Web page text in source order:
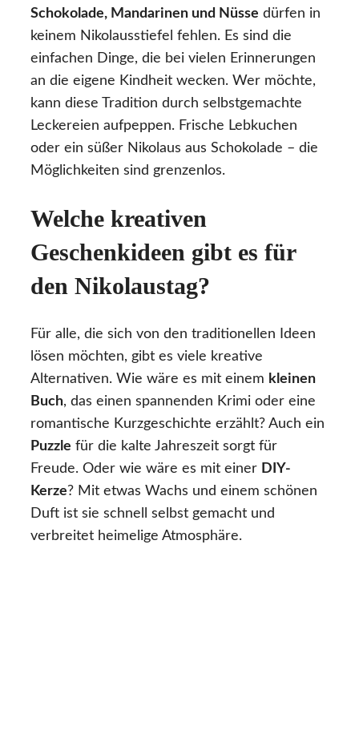
Schokolade, Mandarinen und Nüsse dürfen in
keinem Nikolausstiefel fehlen. Es sind die
einfachen Dinge, die bei vielen Erinnerungen
an die eigene Kindheit wecken. Wer möchte,
kann diese Tradition durch selbstgemachte
Leckereien aufpeppen. Frische Lebkuchen
oder ein süßer Nikolaus aus Schokolade – die
Möglichkeiten sind grenzenlos.
Welche kreativen
Geschenkideen gibt es für
den Nikolaustag?
Für alle, die sich von den traditionellen Ideen
lösen möchten, gibt es viele kreative
Alternativen. Wie wäre es mit einem kleinen
Buch, das einen spannenden Krimi oder eine
romantische Kurzgeschichte erzählt? Auch ein
Puzzle für die kalte Jahreszeit sorgt für
Freude. Oder wie wäre es mit einer DIY-
Kerze? Mit etwas Wachs und einem schönen
Duft ist sie schnell selbst gemacht und
verbreitet heimelige Atmosphäre.